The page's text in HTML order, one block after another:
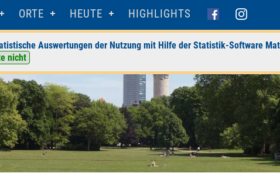
ORTE HEUTE HIGHLIGHTS
Auswertungen der Nutzung mit Hilfe der Statistik-Software
nicht